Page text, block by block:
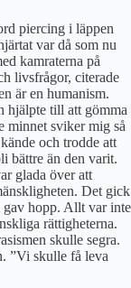
piercing i läppen
var då som nu
kamraterna på
livsfrågor, citerade
är en humanism.
hjälpte till att gömma
minnet sviker mig så
och trodde att
bättre än den varit.
glada över att
Det gick
gav hopp. Allt var inte
rättigheterna.
skulle segra.
”Vi skulle få leva